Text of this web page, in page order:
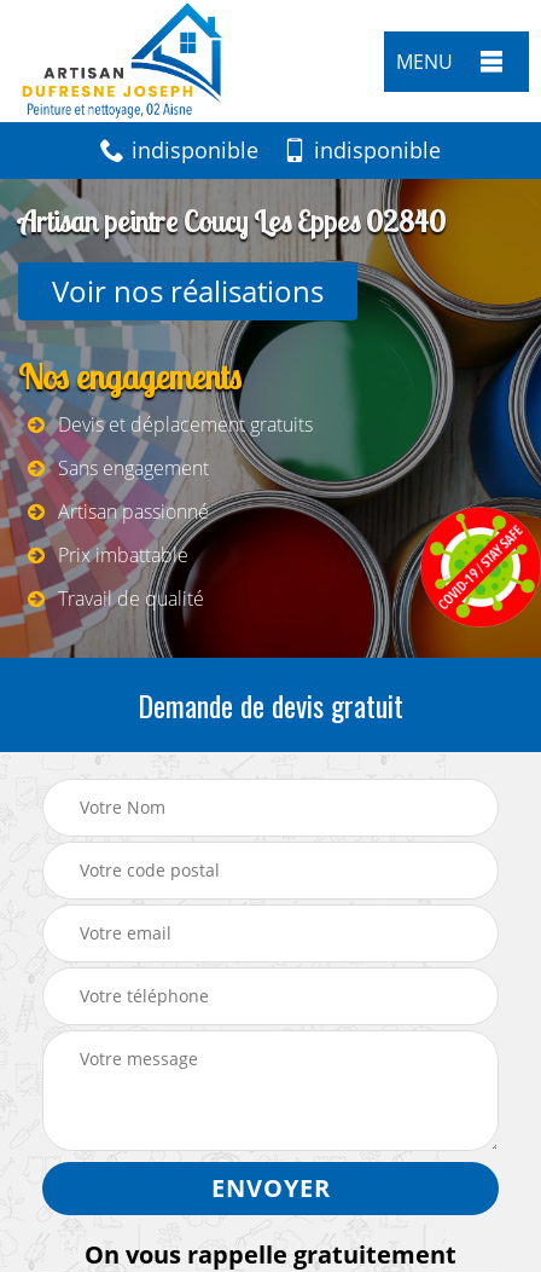
MENU
indisponible indisponible
Artisan peintre Coucy Les Eppes 02840
Voir nos réalisations
Nos engagements
Devis et déplacement gratuits
Sans engagement
Artisan passionné
Prix imbattable
Travail de qualité
Demande de devis gratuit
On vous rappelle gratuitement